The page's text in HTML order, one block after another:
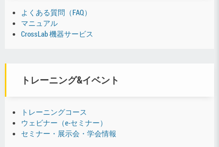
よくある質問（FAQ）
マニュアル
CrossLab 機器サービス
トレーニング&イベント
トレーニングコース
ウェビナー（e-セミナー）
セミナー・展示会・学会情報